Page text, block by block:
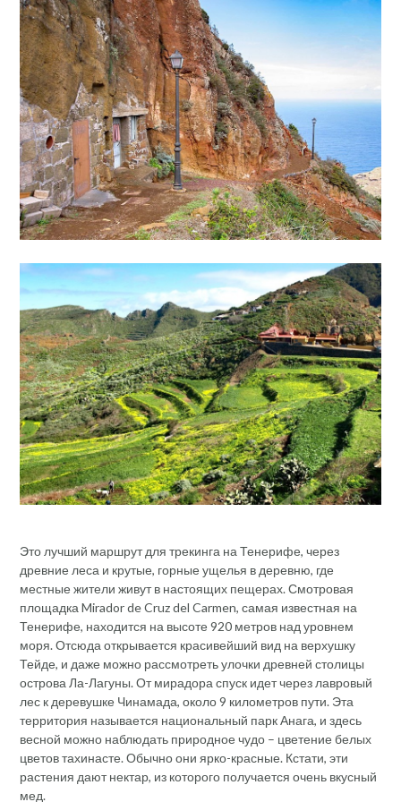
Это лучший маршрут для трекинга на Тенерифе, через
древние леса и крутые, горные ущелья в деревню, где
местные жители живут в настоящих пещерах. Смотровая
площадка Mirador de Cruz del Carmen, самая известная на
Тенерифе, находится на высоте 920 метров над уровнем
моря. Отсюда открывается красивейший вид на верхушку
Тейде, и даже можно рассмотреть улочки древней столицы
острова Ла-Лагуны. От мирадора спуск идет через лавровый
лес к деревушке Чинамада, около 9 километров пути. Эта
территория называется национальный парк Анага, и здесь
весной можно наблюдать природное чудо – цветение белых
цветов тахинасте. Обычно они ярко-красные. Кстати, эти
растения дают нектар, из которого получается очень вкусный
мед.